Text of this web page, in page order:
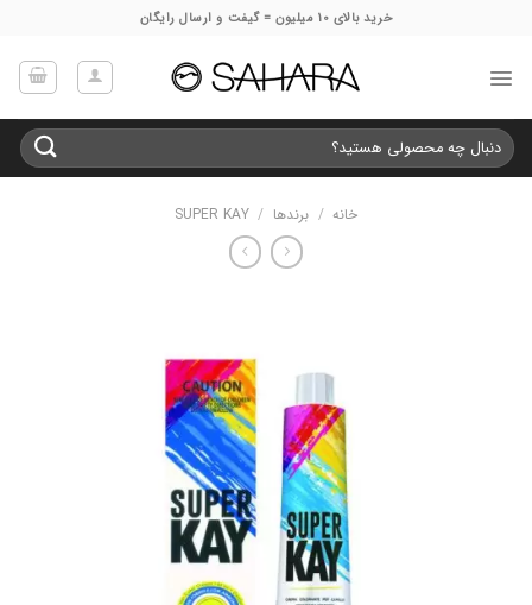
خرید بالای 10 میلیون = گیفت و ارسال رایگان
جستجو
برای:
خانه / برندها /
SUPER KAY